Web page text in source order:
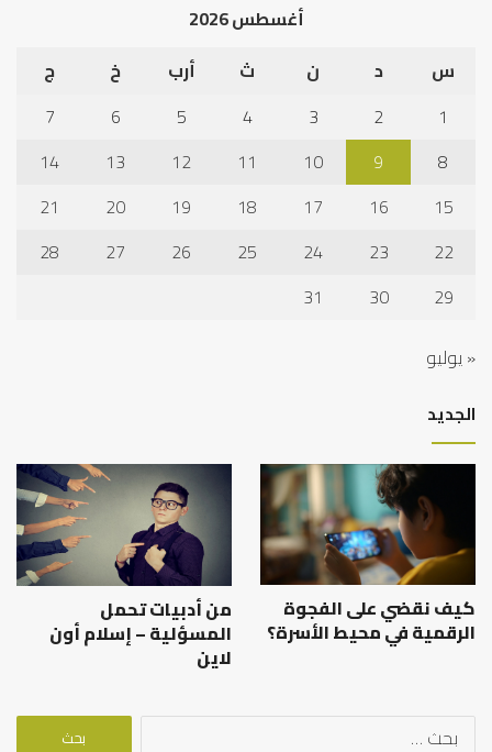
أغسطس 2026
س
د ن ث أرب خ
ج
1
2
3
4
5
6
7
8
9
10
11
12
13
14
15
16
17
18
19
20
21
22
23
24
25
26
27
28
29
30
31
« يوليو
الجديد
كيف نقضي على الفجوة
الرقمية في محيط الأسرة؟
من أدبيات تحمل
المسؤلية – إسلام أون
لاين
البحث